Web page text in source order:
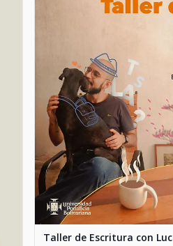
Taller de Escritura con